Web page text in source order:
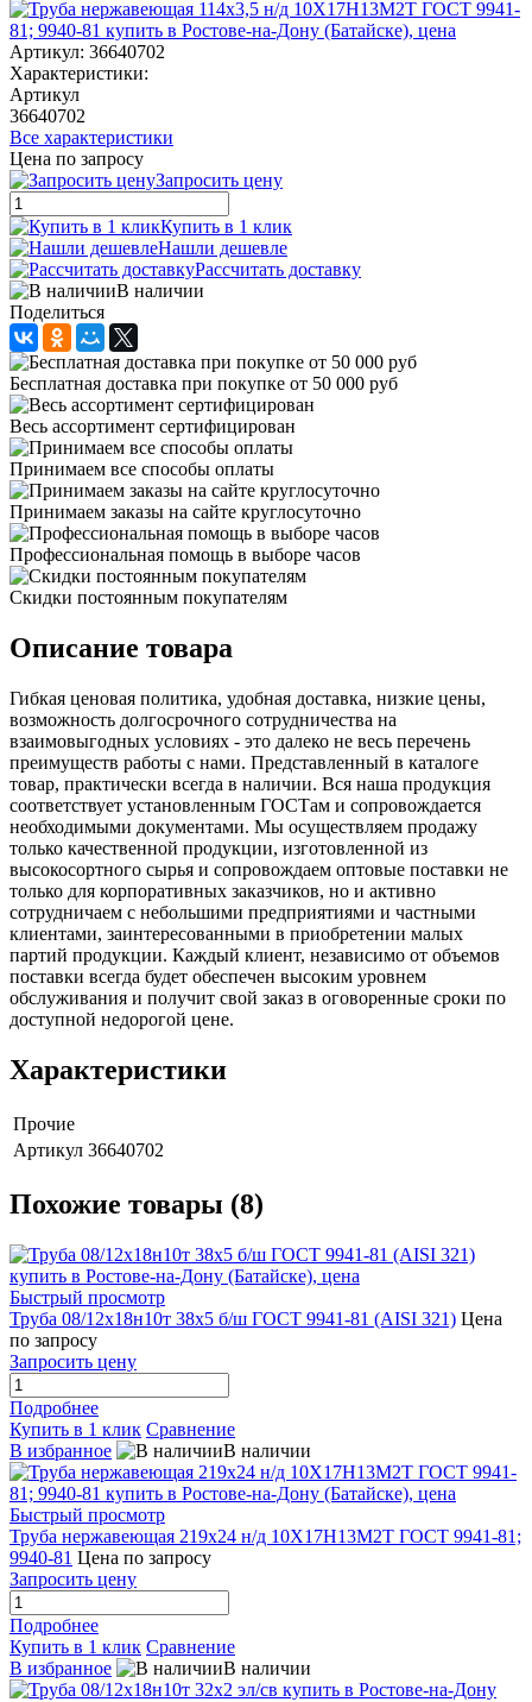
Артикул: 36640702
Характеристики:
Артикул
36640702
Все характеристики
Цена по запросу
Запросить цену
Купить в 1 клик
Нашли дешевле
Рассчитать доставку
В наличии
Поделиться
Бесплатная доставка при покупке от 50 000 руб
Весь ассортимент сертифицирован
Принимаем все способы оплаты
Принимаем заказы на сайте круглосуточно
Профессиональная помощь в выборе часов
Скидки постоянным покупателям
Описание товара
Гибкая ценовая политика, удобная доставка, низкие цены,
возможность долгосрочного сотрудничества на
взаимовыгодных условиях - это далеко не весь перечень
преимуществ работы с нами. Представленный в каталоге
товар, практически всегда в наличии. Вся наша продукция
соответствует установленным ГОСТам и сопровождается
необходимыми документами. Мы осуществляем продажу
только качественной продукции, изготовленной из
высокосортного сырья и сопровождаем оптовые поставки не
только для корпоративных заказчиков, но и активно
сотрудничаем с небольшими предприятиями и частными
клиентами, заинтересованными в приобретении малых
партий продукции. Каждый клиент, независимо от объемов
поставки всегда будет обеспечен высоким уровнем
обслуживания и получит свой заказ в оговоренные сроки по
доступной недорогой цене.
Характеристики
Прочие
Артикул 36640702
Похожие товары (8)
Быстрый просмотр
Труба 08/12х18н10т 38х5 б/ш ГОСТ 9941-81 (AISI 321) Цена
по запросу
Запросить цену
Подробнее
Купить в 1 клик Сравнение
В избранное
В наличии
Быстрый просмотр
Труба нержавеющая 219х24 н/д 10Х17Н13М2Т ГОСТ 9941-81;
9940-81 Цена по запросу
Запросить цену
Подробнее
Купить в 1 клик Сравнение
В избранное
В наличии